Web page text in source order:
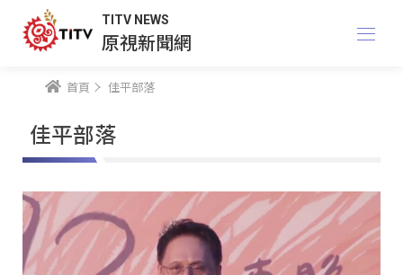
TITV NEWS
原視新聞網
首頁 佳平部落
佳平部落